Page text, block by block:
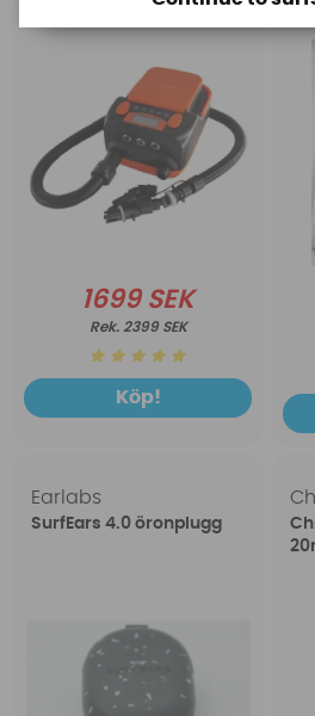
1699 SEK
2399 SEK
Köp!
Earlabs
SurfEars 4.0 öronplugg